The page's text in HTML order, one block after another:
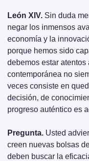
León XIV. Sin duda
negar los inmensos
economía y la
porque hemos sido
debemos estar
contemporánea no
veces consiste en
decisión, de
progreso auténtico es
Pregunta. Usted
creen nuevas bolsas
deben buscar la